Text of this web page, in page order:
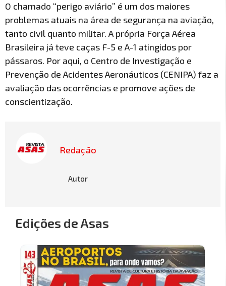
O chamado “perigo aviário” é um dos maiores
problemas atuais na área de segurança na aviação,
tanto civil quanto militar. A própria Força Aérea
Brasileira já teve caças F-5 e A-1 atingidos por
pássaros. Por aqui, o Centro de Investigação e
Prevenção de Acidentes Aeronáuticos (CENIPA) faz a
avaliação das ocorrências e promove ações de
conscientização.
Redação
Autor
Edições de Asas